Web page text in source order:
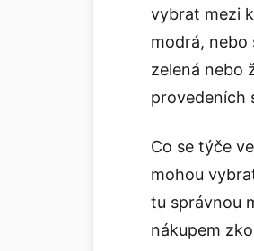
vybrat mezi
modrá, nebo
zelená nebo
provedeních
Co se týče
mohou
tu správnou
nákupem